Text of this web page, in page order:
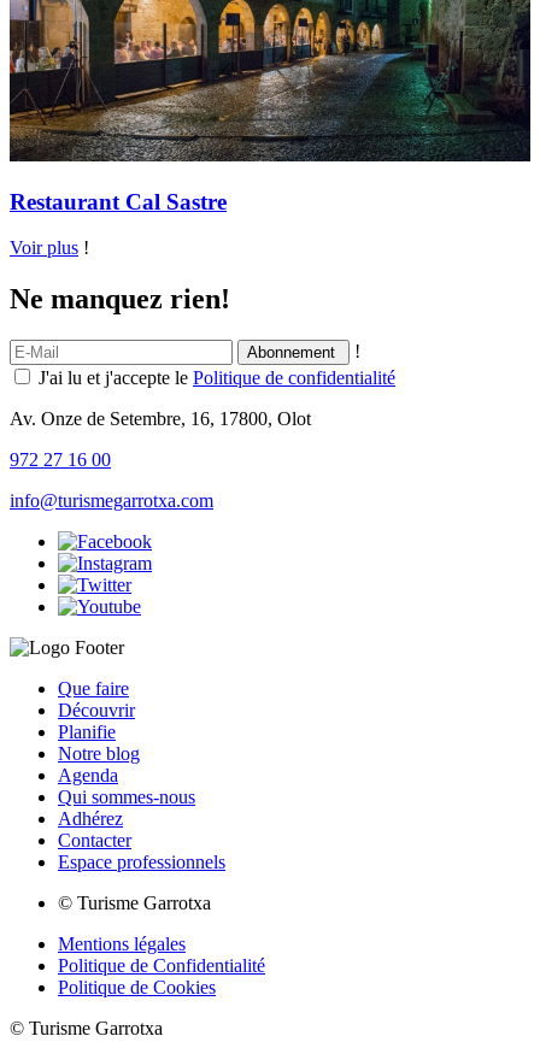
Restaurant Cal Sastre
Voir plus !
Ne manquez rien!
!
J'ai lu et j'accepte le Politique de confidentialité
Av. Onze de Setembre, 16, 17800, Olot
972 27 16 00
info@turismegarrotxa.com
Que faire
Découvrir
Planifie
Notre blog
Agenda
Qui sommes-nous
Adhérez
Contacter
Espace professionnels
© Turisme Garrotxa
Mentions légales
Politique de Confidentialité
Politique de Cookies
© Turisme Garrotxa